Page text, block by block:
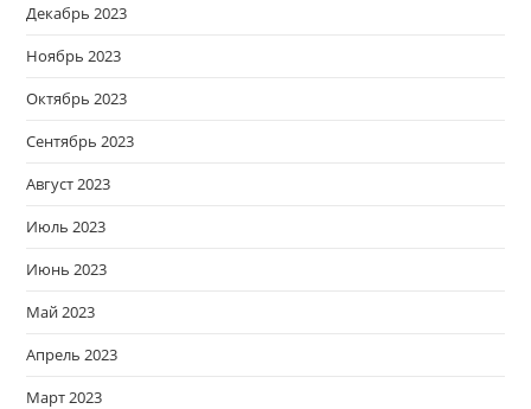
Декабрь 2023
Ноябрь 2023
Октябрь 2023
Сентябрь 2023
Август 2023
Июль 2023
Июнь 2023
Май 2023
Апрель 2023
Март 2023